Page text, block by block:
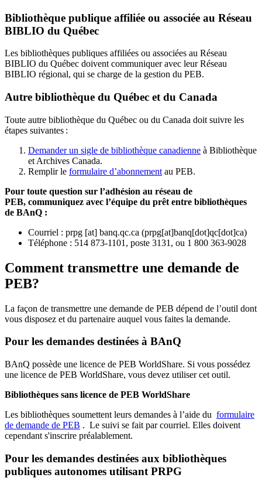
Bibliothèque publique affiliée ou associée au Réseau
BIBLIO du Québec
Les bibliothèques publiques affiliées ou associées au Réseau
BIBLIO du Québec doivent communiquer avec leur Réseau
BIBLIO régional, qui se charge de la gestion du PEB.
Autre bibliothèque du Québec et du Canada
Toute autre bibliothèque du Québec ou du Canada doit suivre les
étapes suivantes :
Demander un sigle de bibliothèque canadienne à Bibliothèque
et Archives Canada.
Remplir le formulaire d’abonnement au PEB.
Pour toute question sur l’adhésion au réseau de
PEB, communiquez avec l’équipe du prêt entre bibliothèques
de BAnQ :
Courriel : prpg [at] banq.qc.ca (prpg[at]banq[dot]qc[dot]ca)
Téléphone : 514 873-1101, poste 3131, ou 1 800 363-9028
Comment transmettre une demande de
PEB?
La façon de transmettre une demande de PEB dépend de l’outil dont
vous disposez et du partenaire auquel vous faites la demande.
Pour les demandes destinées à BAnQ
BAnQ possède une licence de PEB WorldShare. Si vous possédez
une licence de PEB WorldShare, vous devez utiliser cet outil.
Bibliothèques sans licence de PEB WorldShare
Les bibliothèques soumettent leurs demandes à l’aide du formulaire
de demande de PEB . Le suivi se fait par courriel. Elles doivent
cependant s'inscrire préalablement.
Pour les demandes destinées aux bibliothèques
publiques autonomes utilisant PRPG